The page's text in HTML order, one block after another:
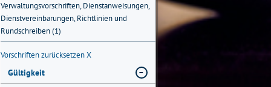
Verwaltungsvorschriften, Dienstanweisungen,
Dienstvereinbarungen, Richtlinien und
Rundschreiben (1)
Vorschriften zurücksetzenX
Gültigkeit